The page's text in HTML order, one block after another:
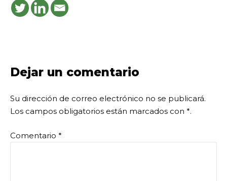
Dejar un comentario
Su dirección de correo electrónico no se publicará.
Los campos obligatorios están marcados con *.
Comentario *